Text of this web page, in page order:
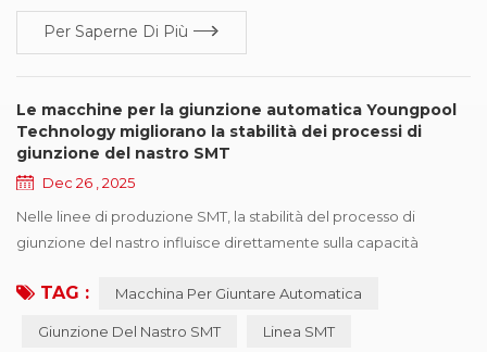
Per Saperne Di Più
Le macchine per la giunzione automatica Youngpool
Technology migliorano la stabilità dei processi di
giunzione del nastro SMT
Dec 26 , 2025
Nelle linee di produzione SMT, la stabilità del processo di
giunzione del nastro influisce direttamente sulla capacità
l'adozione diffusa di sistemi di posizionamento ad alta velocità e
TAG : Macchina Per Giuntare Automatica
Giunzione Del Nastro SMT Linea SMT